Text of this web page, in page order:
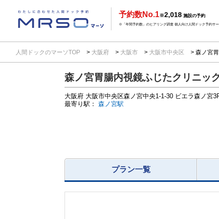
予約数No.1※2,018 施設の予約
※「年間予約数」のヒアリング調査 個人向け人間ドック予約サ
人間ドックのマーソTOP 大阪府 大阪市 大阪市中央区 森ノ宮
森ノ宮胃腸内視鏡ふじたクリニッ
大阪府 大阪市中央区森ノ宮中央1-1-30 ビエラ森ノ宮
最寄り駅： 森ノ宮駅
プラン一覧